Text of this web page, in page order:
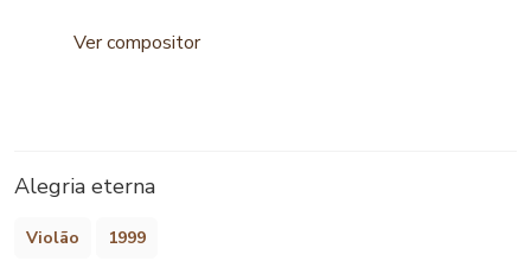
Ver compositor
Alegria eterna
Violão 1999